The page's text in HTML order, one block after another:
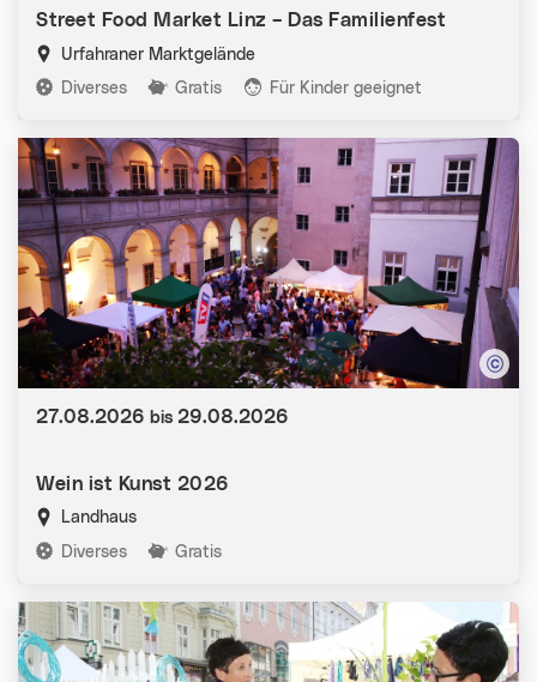
Street Food Market Linz – Das Familienfest
Urfahraner Marktgelände
Kategorien:
Diverses Gratis Für Kinder geeignet
Wein ist Kunst 2026
Landhaus
Kategorien:
Diverses Gratis
Datum:
27.08.2026 bis 29.08.2026